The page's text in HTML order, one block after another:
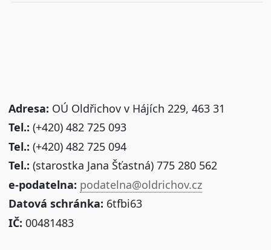
Adresa: OÚ Oldřichov v Hájích 229, 463 31
Tel.: (+420) 482 725 093
Tel.: (+420) 482 725 094
Tel.: (starostka Jana Šťastná) 775 280 562
e-podatelna: podatelna@oldrichov.cz
Datová schránka: 6tfbi63
IČ: 00481483